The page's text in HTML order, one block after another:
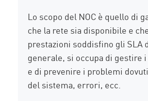
Lo scopo del NOC è quello di
che la rete sia disponibile e
prestazioni soddisfino gli SLA
generale, si occupa di gestire
e di prevenire i problemi
del sistema, errori, ecc.